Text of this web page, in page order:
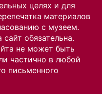
целях и для
материалов
с музеем.
обязательна.
не может быть
частично в любой
письменного